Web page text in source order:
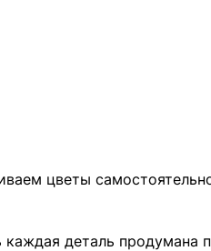
цветы
деталь продумана